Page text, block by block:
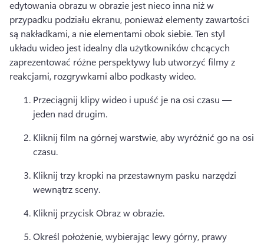
edytowania obrazu w obrazie jest nieco inna niż w
przypadku podziału ekranu, ponieważ elementy zawartości
są nakładkami, a nie elementami obok siebie. Ten styl
układu wideo jest idealny dla użytkowników chcących
zaprezentować różne perspektywy lub utworzyć filmy z
reakcjami, rozgrywkami albo podkasty wideo.
Przeciągnij klipy wideo i upuść je na osi czasu —
jeden nad drugim.
Kliknij film na górnej warstwie, aby wyróżnić go na osi
czasu.
Kliknij trzy kropki na przestawnym pasku narzędzi
wewnątrz sceny.
Kliknij przycisk Obraz w obrazie.
Określ położenie, wybierając lewy górny, prawy